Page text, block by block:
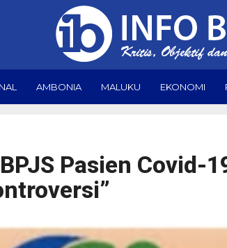
AMBONIA MALUKU EKONOMI
Pasien Covid-